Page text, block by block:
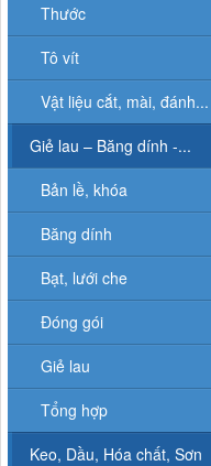
Thước
Tô vít
Vật liệu cắt, mài, đánh...
Giẻ lau – Băng dính -...
Bản lề, khóa
Băng dính
Bạt, lưới che
Đóng gói
Giẻ lau
Tổng hợp
Keo, Dầu, Hóa chất, Sơn